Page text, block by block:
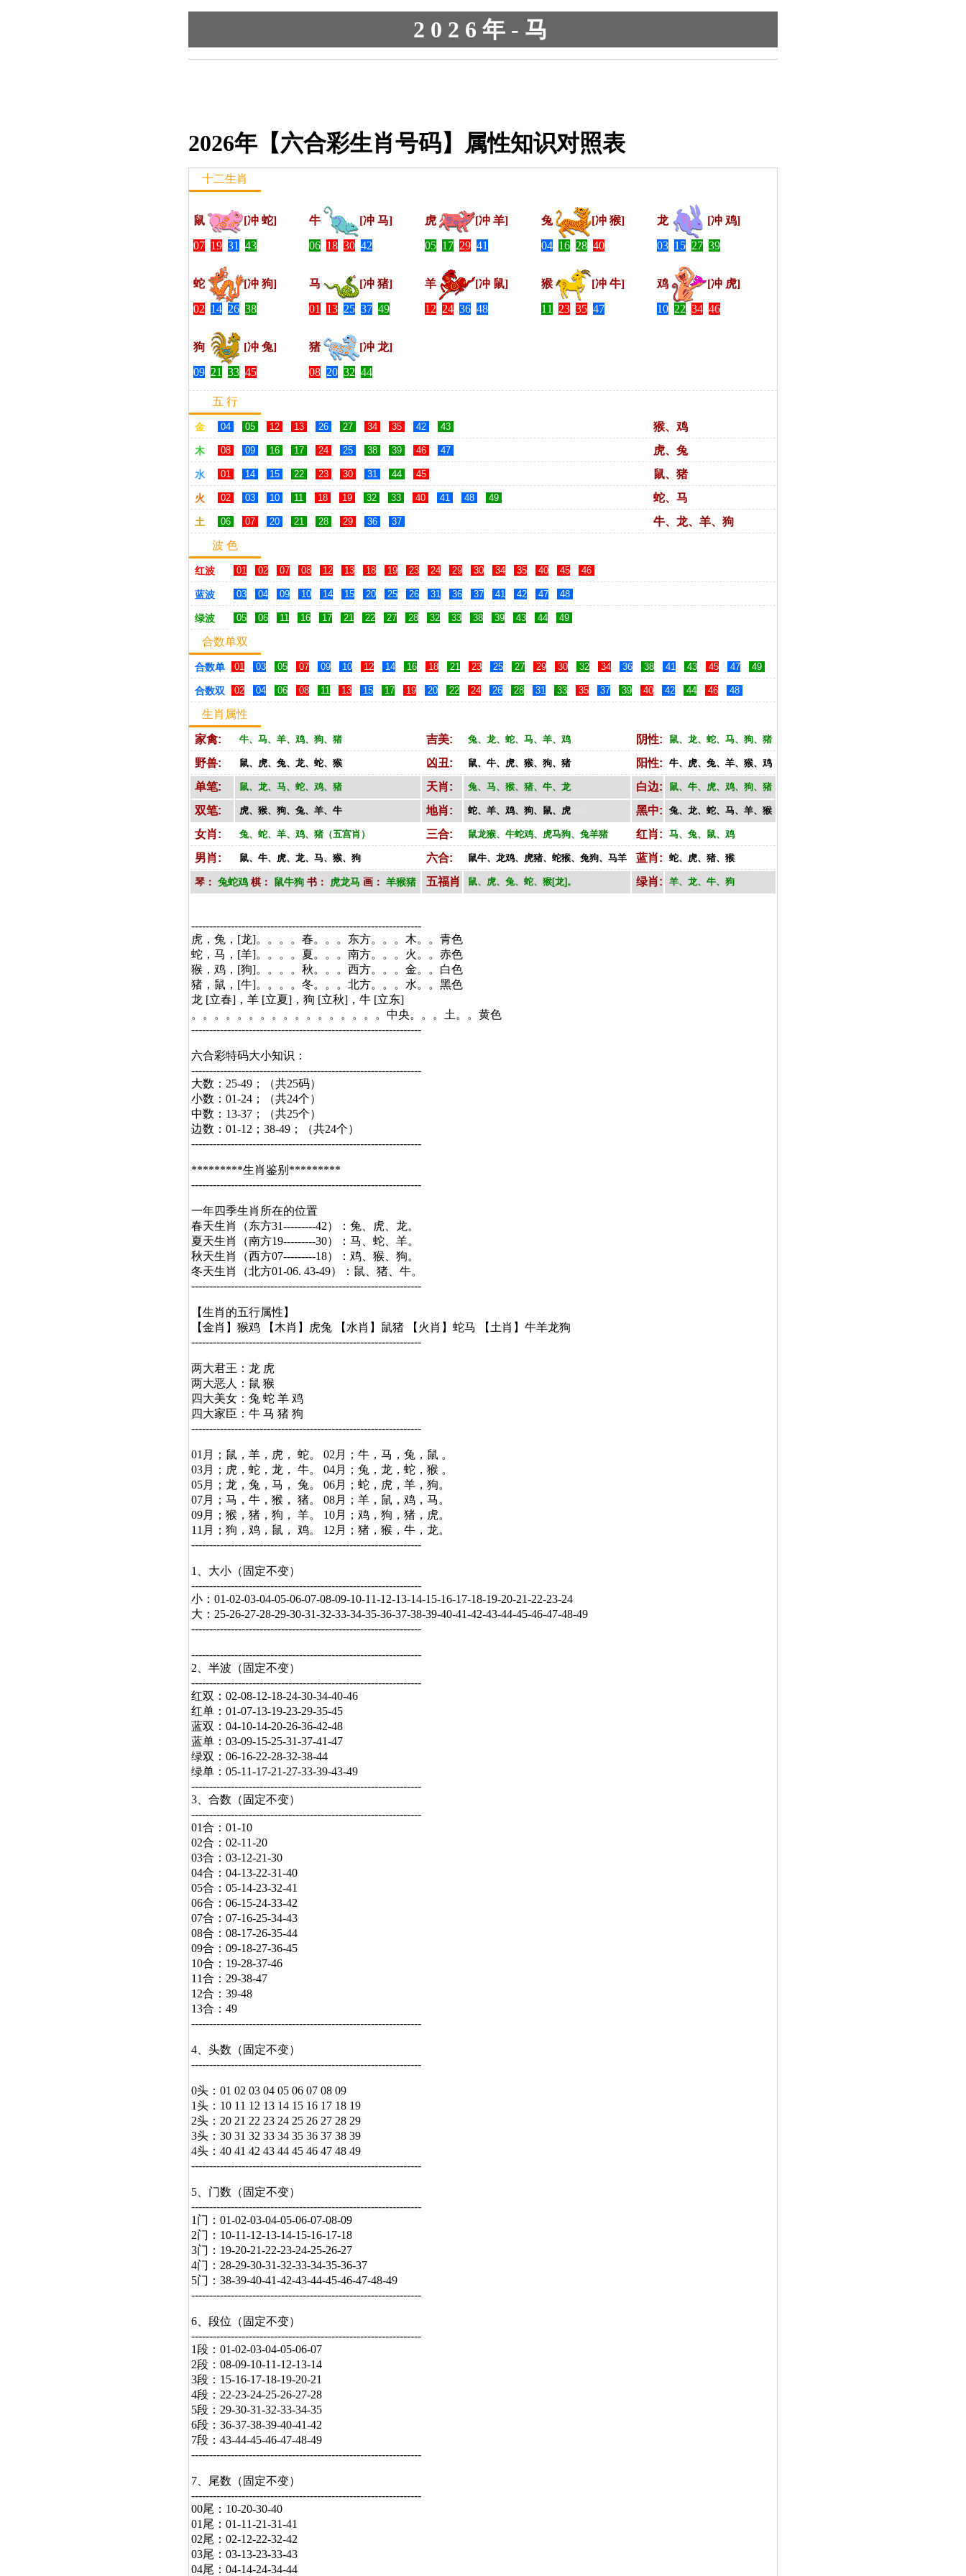
2026年-马
2026年【六合彩生肖号码】属性知识对照表
十二生肖
鼠 [冲 蛇]
07 19 31 43
牛 [冲 马]
06 18 30 42
虎 [冲 羊]
05 17 29 41
兔 [冲 猴]
04 16 28 40
龙 [冲 鸡]
03 15 27 39
蛇 [冲 狗]
02 14 26 38
马 [冲 猪]
01 13 25 37 49
羊 [冲 鼠]
12 24 36 48
猴 [冲 牛]
11 23 35 47
鸡 [冲 虎]
10 22 34 46
狗 [冲 兔]
09 21 33 45
猪 [冲 龙]
08 20 32 44
五 行
金 04 05 12 13 26 27 34 35 42 43 猴、鸡
木 08 09 16 17 24 25 38 39 46 47 虎、兔
水 01 14 15 22 23 30 31 44 45 鼠、猪
火 02 03 10 11 18 19 32 33 40 41 48 49 蛇、马
土 06 07 20 21 28 29 36 37
牛、龙、羊、狗
波 色
红波 01 02 07 08 12 13 18 19 23 24 29 30 34 35 40 45 46
蓝波 03 04 09 10 14 15 20 25 26 31 36 37 41 42 47 48
绿波 05 06 11 16 17 21 22 27 28 32 33 38 39 43 44 49
合数单双
合数单 01 03 05 07 09 10 12 14 16 18 21 23 25 27 29 30 32 34 36 38 41 43 45 47 49
合数双 02 04 06 08 11 13 15 17 19 20 22 24 26 28 31 33 35 37 39 40 42 44 46 48
生肖属性
家禽: 牛、马、羊、鸡、狗、猪 吉美: 兔、龙、蛇、马、羊、鸡 阴性: 鼠、龙、蛇、马、狗、猪
野兽: 鼠、虎、兔、龙、蛇、猴 凶丑: 鼠、牛、虎、猴、狗、猪 阳性: 牛、虎、兔、羊、猴、鸡
单笔: 鼠、龙、马、蛇、鸡、猪 天肖: 兔、马、猴、猪、牛、龙 白边: 鼠、牛、虎、鸡、狗、猪
双笔: 虎、猴、狗、兔、羊、牛 地肖: 蛇、羊、鸡、狗、鼠、虎 黑中: 兔、龙、蛇、马、羊、猴
女肖: 兔、蛇、羊、鸡、猪（五宫肖） 三合: 鼠龙猴、牛蛇鸡、虎马狗、兔羊猪 红肖: 马、兔、鼠、鸡
男肖: 鼠、牛、虎、龙、马、猴、狗 六合: 鼠牛、龙鸡、虎猪、蛇猴、兔狗、马羊 蓝肖: 蛇、虎、猪、猴
琴： 兔蛇鸡 棋： 鼠牛狗 书： 虎龙马 画： 羊猴猪 五福肖 鼠、虎、兔、蛇、猴[龙]。 绿肖: 羊、龙、牛、狗
----------------------------------------------------------------
虎，兔，[龙]。。。。春。。。东方。。。木。。青色
蛇，马，[羊]。。。。夏。。。南方。。。火。。赤色
猴，鸡，[狗]。。。。秋。。。西方。。。金。。白色
猪，鼠，[牛]。。。。冬。。。北方。。。水。。黑色
龙 [立春]，羊 [立夏]，狗 [立秋]，牛 [立东]
。。。。。。。。。。。。。。。。。中央。。。土。。黄色
----------------------------------------------------------------
六合彩特码大小知识：
----------------------------------------------------------------
大数：25-49；（共25码）
小数：01-24；（共24个）
中数：13-37；（共25个）
边数：01-12；38-49；（共24个）
----------------------------------------------------------------
*********生肖鉴别*********
----------------------------------------------------------------
一年四季生肖所在的位置
春天生肖（东方31---------42）：兔、虎、龙。
夏天生肖（南方19---------30）：马、蛇、羊。
秋天生肖（西方07---------18）：鸡、猴、狗。
冬天生肖（北方01-06. 43-49）：鼠、猪、牛。
----------------------------------------------------------------
【生肖的五行属性】
【金肖】猴鸡 【木肖】虎兔 【水肖】鼠猪 【火肖】蛇马 【土肖】牛羊龙狗
----------------------------------------------------------------
两大君王：龙 虎
两大恶人：鼠 猴
四大美女：兔 蛇 羊 鸡
四大家臣：牛 马 猪 狗
----------------------------------------------------------------
01月；鼠，羊，虎， 蛇。 02月；牛，马，兔，鼠 。
03月；虎，蛇，龙， 牛。 04月；兔，龙，蛇，猴 。
05月；龙，兔，马， 兔。 06月；蛇，虎，羊，狗。
07月；马，牛，猴， 猪。 08月；羊，鼠，鸡，马。
09月；猴，猪，狗， 羊。 10月；鸡，狗，猪，虎。
11月；狗，鸡，鼠， 鸡。 12月；猪，猴，牛，龙。
----------------------------------------------------------------
1、大小（固定不变）
----------------------------------------------------------------
小：01-02-03-04-05-06-07-08-09-10-11-12-13-14-15-16-17-18-19-20-21-22-23-24
大：25-26-27-28-29-30-31-32-33-34-35-36-37-38-39-40-41-42-43-44-45-46-47-48-49
----------------------------------------------------------------
----------------------------------------------------------------
2、半波（固定不变）
----------------------------------------------------------------
红双：02-08-12-18-24-30-34-40-46
红单：01-07-13-19-23-29-35-45
蓝双：04-10-14-20-26-36-42-48
蓝单：03-09-15-25-31-37-41-47
绿双：06-16-22-28-32-38-44
绿单：05-11-17-21-27-33-39-43-49
----------------------------------------------------------------
3、合数（固定不变）
----------------------------------------------------------------
01合：01-10
02合：02-11-20
03合：03-12-21-30
04合：04-13-22-31-40
05合：05-14-23-32-41
06合：06-15-24-33-42
07合：07-16-25-34-43
08合：08-17-26-35-44
09合：09-18-27-36-45
10合：19-28-37-46
11合：29-38-47
12合：39-48
13合：49
----------------------------------------------------------------
4、头数（固定不变）
----------------------------------------------------------------
0头：01 02 03 04 05 06 07 08 09
1头：10 11 12 13 14 15 16 17 18 19
2头：20 21 22 23 24 25 26 27 28 29
3头：30 31 32 33 34 35 36 37 38 39
4头：40 41 42 43 44 45 46 47 48 49
----------------------------------------------------------------
5、门数（固定不变）
----------------------------------------------------------------
1门：01-02-03-04-05-06-07-08-09
2门：10-11-12-13-14-15-16-17-18
3门：19-20-21-22-23-24-25-26-27
4门：28-29-30-31-32-33-34-35-36-37
5门：38-39-40-41-42-43-44-45-46-47-48-49
----------------------------------------------------------------
6、段位（固定不变）
----------------------------------------------------------------
1段：01-02-03-04-05-06-07
2段：08-09-10-11-12-13-14
3段：15-16-17-18-19-20-21
4段：22-23-24-25-26-27-28
5段：29-30-31-32-33-34-35
6段：36-37-38-39-40-41-42
7段：43-44-45-46-47-48-49
----------------------------------------------------------------
7、尾数（固定不变）
----------------------------------------------------------------
00尾：10-20-30-40
01尾：01-11-21-31-41
02尾：02-12-22-32-42
03尾：03-13-23-33-43
04尾：04-14-24-34-44